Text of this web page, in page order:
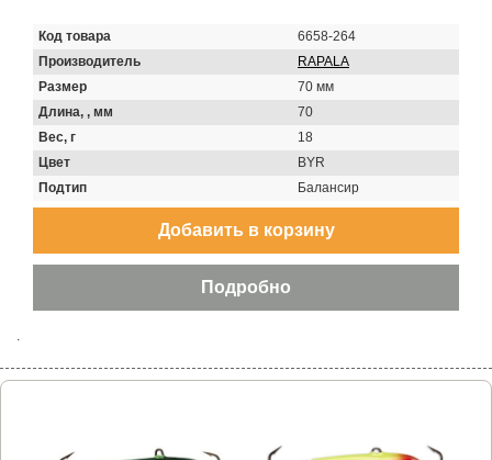
Код товара
6658-264
Производитель
RAPALA
Размер
70 мм
Длина, , мм
70
Вес, г
18
Цвет
BYR
Подтип
Балансир